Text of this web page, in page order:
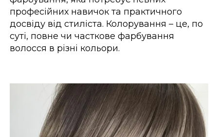
професійних навичок та практичного
досвіду від стиліста. Колорування – це, по
суті, повне чи часткове фарбування
волосся в різні кольори.